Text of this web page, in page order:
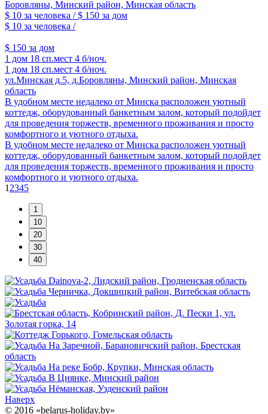
$ 10 за человека /$ 150 за дом
$ 10 за человека /
$ 150 за дом
1 дом 18 сп.мест 4 б/ноч.
1 дом 18 сп.мест 4 б/ноч.
ул.Минская д.5, д.Боровляны, Минский район, Минская
область
В удобном месте недалеко от Минска расположен уютный
коттедж, оборудованный банкетным залом, который подойдет
для проведения торжеств, временного проживания и просто
комфортного и уютного отдыха.
В удобном месте недалеко от Минска расположен уютный
коттедж, оборудованный банкетным залом, который подойдет
для проведения торжеств, временного проживания и просто
комфортного и уютного отдыха.
1 2345
Наверх
© 2016 «belarus-holiday.by»